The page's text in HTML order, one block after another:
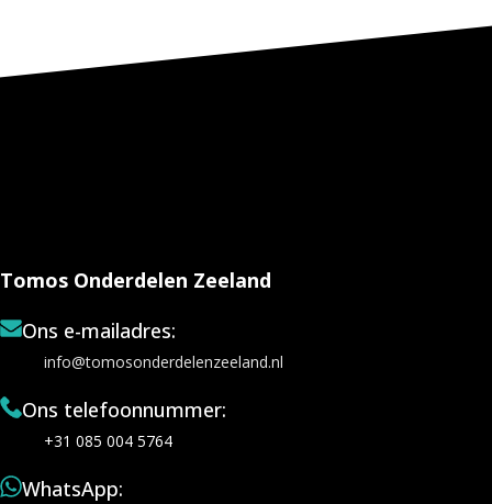
Tomos Onderdelen Zeeland
Ons e-mailadres:
info@tomosonderdelenzeeland.nl
Ons telefoonnummer:
+31 085 004 5764
WhatsApp: